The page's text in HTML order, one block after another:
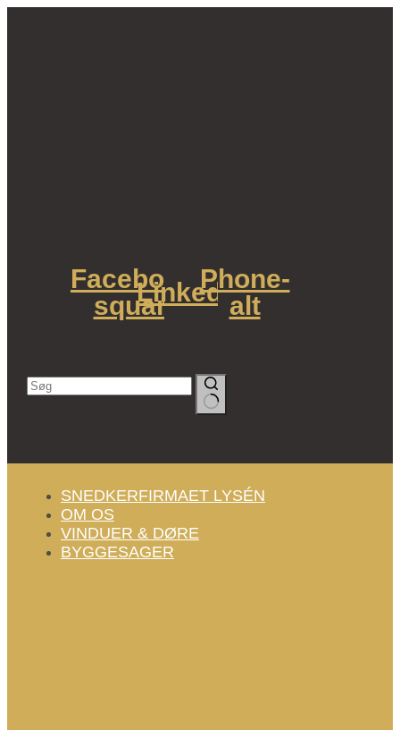
Facebook-
squareLinkedinPhone-
alt
SNEDKERFIRMAET LYSÉN
OM OS
VINDUER & DØRE
BYGGESAGER